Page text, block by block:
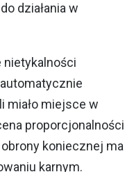
działania w
nietykalności
miało miejsce w
proporcjonalności
koniecznej ma
karnym.